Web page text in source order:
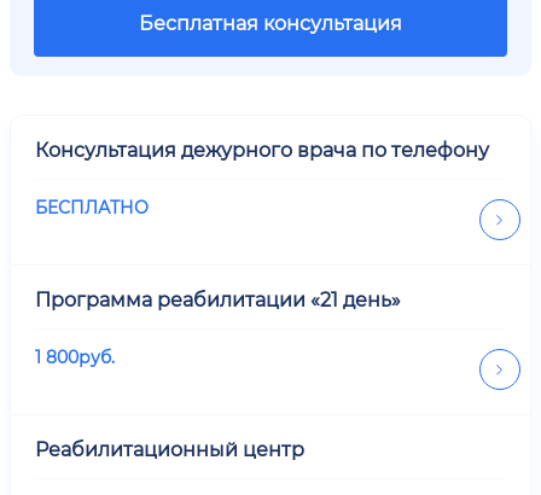
Бесплатная консультация
Консультация дежурного врача по телефону
БЕСПЛАТНО
Программа реабилитации «21 день»
1 800руб.
Реабилитационный центр